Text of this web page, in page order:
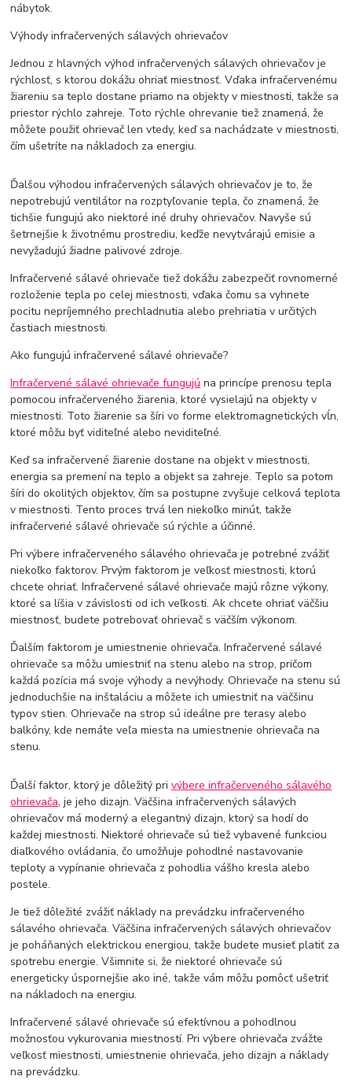
nábytok.
Výhody infračervených sálavých ohrievačov
Jednou z hlavných výhod infračervených sálavých ohrievačov je
rýchlosť, s ktorou dokážu ohriať miestnosť. Vďaka infračervenému
žiareniu sa teplo dostane priamo na objekty v miestnosti, takže sa
priestor rýchlo zahreje. Toto rýchle ohrevanie tiež znamená, že
môžete použiť ohrievač len vtedy, keď sa nachádzate v miestnosti,
čím ušetríte na nákladoch za energiu.
Ďalšou výhodou infračervených sálavých ohrievačov je to, že
nepotrebujú ventilátor na rozptyľovanie tepla, čo znamená, že
tichšie fungujú ako niektoré iné druhy ohrievačov. Navyše sú
šetrnejšie k životnému prostrediu, keďže nevytvárajú emisie a
nevyžadujú žiadne palivové zdroje.
Infračervené sálavé ohrievače tiež dokážu zabezpečiť rovnomerné
rozloženie tepla po celej miestnosti, vďaka čomu sa vyhnete
pocitu nepríjemného prechladnutia alebo prehriatia v určitých
častiach miestnosti.
Ako fungujú infračervené sálavé ohrievače?
Infračervené sálavé ohrievače fungujú na princípe prenosu tepla
pomocou infračerveného žiarenia, ktoré vysielajú na objekty v
miestnosti. Toto žiarenie sa šíri vo forme elektromagnetických vĺn,
ktoré môžu byť viditeľné alebo neviditeľné.
Keď sa infračervené žiarenie dostane na objekt v miestnosti,
energia sa premení na teplo a objekt sa zahreje. Teplo sa potom
šíri do okolitých objektov, čím sa postupne zvyšuje celková teplota
v miestnosti. Tento proces trvá len niekoľko minút, takže
infračervené sálavé ohrievače sú rýchle a účinné.
Pri výbere infračerveného sálavého ohrievača je potrebné zvážiť
niekoľko faktorov. Prvým faktorom je veľkosť miestnosti, ktorú
chcete ohriať. Infračervené sálavé ohrievače majú rôzne výkony,
ktoré sa líšia v závislosti od ich veľkosti. Ak chcete ohriať väčšiu
miestnosť, budete potrebovať ohrievač s väčším výkonom.
Ďalším faktorom je umiestnenie ohrievača. Infračervené sálavé
ohrievače sa môžu umiestniť na stenu alebo na strop, pričom
každá pozícia má svoje výhody a nevýhody. Ohrievače na stenu sú
jednoduchšie na inštaláciu a môžete ich umiestniť na väčšinu
typov stien. Ohrievače na strop sú ideálne pre terasy alebo
balkóny, kde nemáte veľa miesta na umiestnenie ohrievača na
stenu.
Ďalší faktor, ktorý je dôležitý privýbere infračerveného sálavého
ohrievača, je jeho dizajn. Väčšina infračervených sálavých
ohrievačov má moderný a elegantný dizajn, ktorý sa hodí do
každej miestnosti. Niektoré ohrievače sú tiež vybavené funkciou
diaľkového ovládania, čo umožňuje pohodlné nastavovanie
teploty a vypínanie ohrievača z pohodlia vášho kresla alebo
postele.
Je tiež dôležité zvážiť náklady na prevádzku infračerveného
sálavého ohrievača. Väčšina infračervených sálavých ohrievačov
je poháňaných elektrickou energiou, takže budete musieť platiť za
spotrebu energie. Všimnite si, že niektoré ohrievače sú
energeticky úspornejšie ako iné, takže vám môžu pomôcť ušetriť
na nákladoch na energiu.
Infračervené sálavé ohrievače sú efektívnou a pohodlnou
možnosťou vykurovania miestností. Pri výbere ohrievača zvážte
veľkosť miestnosti, umiestnenie ohrievača, jeho dizajn a náklady
na prevádzku.